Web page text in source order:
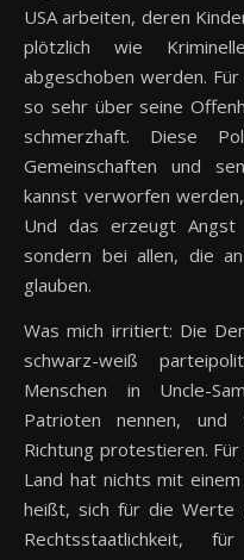
USA arbeiten, deren
plötzlich wie
abgeschoben werden.
so sehr über seine
schmerzhaft. Diese
Gemeinschaften und
kannst verworfen
Und das erzeugt
sondern bei allen, die
glauben.
Was mich irritiert: Die
schwarz-weiß
Menschen in Uncle-
Patrioten nennen,
Richtung protestieren.
Land hat nichts mit
heißt, sich für die
Rechtsstaatlichkeit,